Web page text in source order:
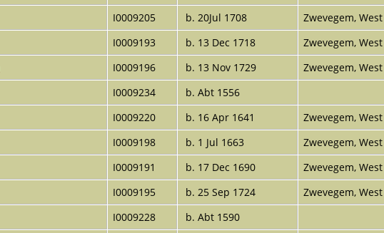
I0009205 b. 20Jul 1708 Zwevegem,
I0009193 b. 13 Dec 1718 Zwevegem,
I0009196 b. 13 Nov 1729 Zwevegem,
I0009234 b. Abt 1556
I0009220 b. 16 Apr 1641 Zwevegem,
I0009198 b. 1 Jul 1663 Zwevegem,
I0009191 b. 17 Dec 1690 Zwevegem,
I0009195 b. 25 Sep 1724 Zwevegem,
I0009228 b. Abt 1590